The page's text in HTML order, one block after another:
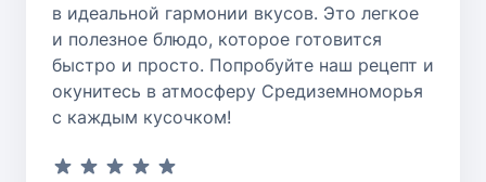
в идеальной гармонии вкусов. Это легкое
и полезное блюдо, которое готовится
быстро и просто. Попробуйте наш рецепт и
окунитесь в атмосферу Средиземноморья
с каждым кусочком!